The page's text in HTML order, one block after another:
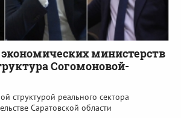
министерств
Согомоновой-
структурой реального сектора
Саратовской области